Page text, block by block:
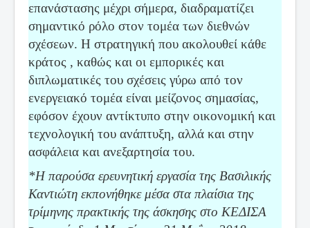
επανάστασης μέχρι σήμερα, διαδραματίζει
σημαντικό ρόλο στον τομέα των διεθνών
σχέσεων. Η στρατηγική που ακολουθεί κάθε
κράτος , καθώς και οι εμπορικές και
διπλωματικές του σχέσεις γύρω από τον
ενεργειακό τομέα είναι μείζονος σημασίας,
εφόσον έχουν αντίκτυπο στην οικονομική και
τεχνολογική του ανάπτυξη, αλλά και στην
ασφάλεια και ανεξαρτησία του.
*Η παρούσα ερευνητική εργασία της Βασιλικής
Καντιώτη εκπονήθηκε μέσα στα πλαίσια της
τρίμηνης πρακτικής της άσκησης στο ΚΕΔΙΣΑ